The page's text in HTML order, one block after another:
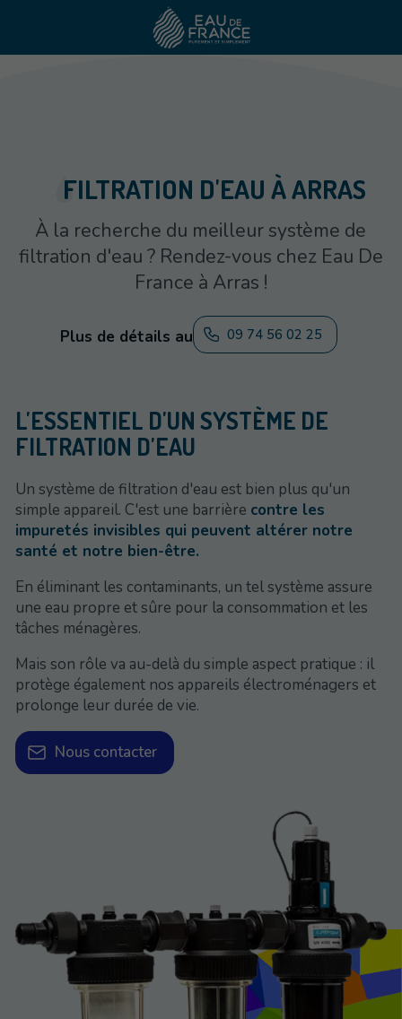
FILTRATION D'EAU À ARRAS
À la recherche du meilleur système de
filtration d'eau ? Rendez-vous chez Eau De
France à Arras !
Plus de détails au 09 74 56 02 25
L'ESSENTIEL D'UN SYSTÈME DE
FILTRATION D'EAU
Un système de filtration d'eau est bien plus qu'un
simple appareil. C'est une barrière contre les
impuretés invisibles qui peuvent altérer notre
santé et notre bien-être.
En éliminant les contaminants, un tel système assure
une eau propre et sûre pour la consommation et les
tâches ménagères.
Mais son rôle va au-delà du simple aspect pratique : il
protège également nos appareils électroménagers et
prolonge leur durée de vie.
Nous contacter